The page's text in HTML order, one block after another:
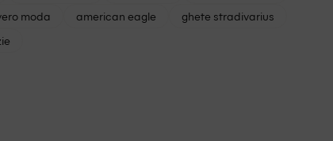
moda american eagle
ghete stradivarius